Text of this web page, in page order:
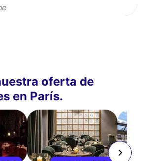
oferta de
en París.